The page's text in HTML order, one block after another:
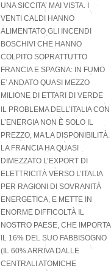
UNA SICCITA’ MAI VISTA. I
VENTI CALDI HANNO
ALIMENTATO GLI INCENDI
BOSCHIVI CHE HANNO
COLPITO SOPRATTUTTO
FRANCIA E SPAGNA: IN FUMO
E’ ANDATO QUASI MEZZO
MILIONE DI ETTARI DI VERDE
IL PROBLEMA DELL’ITALIA CON
L’ENERGIA NON È SOLO IL
PREZZO, MA LA DISPONIBILITÀ.
LA FRANCIA HA QUASI
DIMEZZATO L’EXPORT DI
ELETTRICITÀ VERSO L’ITALIA
PER RAGIONI DI SOVRANITÀ
ENERGETICA, E METTE IN
ENORME DIFFICOLTÀ IL
NOSTRO PAESE, CHE IMPORTA
IL 16% DEL SUO FABBISOGNO
(IL 60% ARRIVA DALLE
CENTRALI ATOMICHE